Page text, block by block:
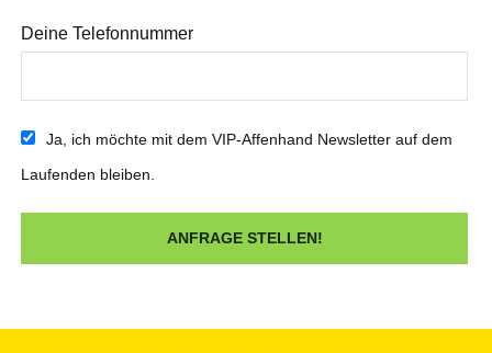
Deine Telefonnummer
Ja, ich möchte mit dem VIP-Affenhand Newsletter auf dem
Laufenden bleiben.